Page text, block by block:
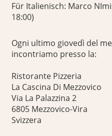
Für Italienisch: Marco
18:00)
Ogni ultimo giovedì del
incontriamo presso la:
Ristorante Pizzeria
La Cascina Di Mezzovico
Via La Palazzina 2
6805 Mezzovico-Vira
Svizzera